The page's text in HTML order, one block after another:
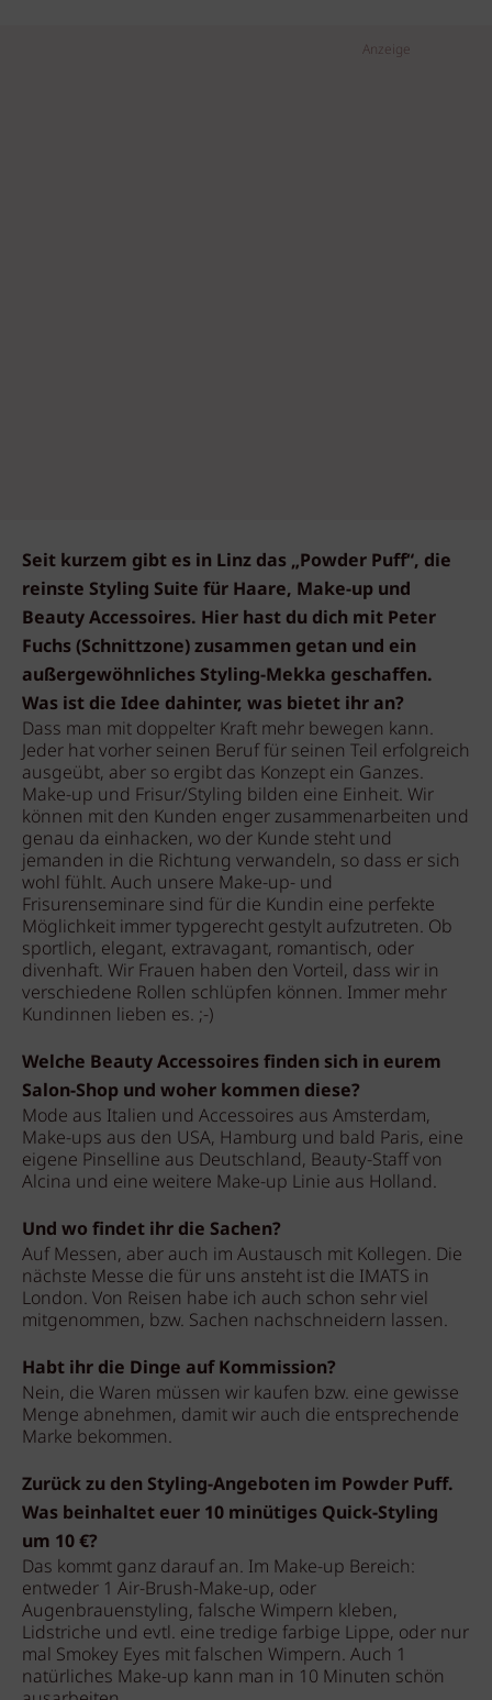
Anzeige
Seit kurzem gibt es in Linz das „Powder Puff“, die
reinste Styling Suite für Haare, Make-up und
Beauty Accessoires. Hier hast du dich mit Peter
Fuchs (Schnittzone) zusammen getan und ein
außergewöhnliches Styling-Mekka geschaffen.
Was ist die Idee dahinter, was bietet ihr an?
Dass man mit doppelter Kraft mehr bewegen kann.
Jeder hat vorher seinen Beruf für seinen Teil erfolgreich
ausgeübt, aber so ergibt das Konzept ein Ganzes.
Make-up und Frisur/Styling bilden eine Einheit. Wir
können mit den Kunden enger zusammenarbeiten und
genau da einhacken, wo der Kunde steht und
jemanden in die Richtung verwandeln, so dass er sich
wohl fühlt. Auch unsere Make-up- und
Frisurenseminare sind für die Kundin eine perfekte
Möglichkeit immer typgerecht gestylt aufzutreten. Ob
sportlich, elegant, extravagant, romantisch, oder
divenhaft. Wir Frauen haben den Vorteil, dass wir in
verschiedene Rollen schlüpfen können. Immer mehr
Kundinnen lieben es. ;-)
Welche Beauty Accessoires finden sich in eurem
Salon-Shop und woher kommen diese?
Mode aus Italien und Accessoires aus Amsterdam,
Make-ups aus den USA, Hamburg und bald Paris, eine
eigene Pinselline aus Deutschland, Beauty-Staff von
Alcina und eine weitere Make-up Linie aus Holland.
Und wo findet ihr die Sachen?
Auf Messen, aber auch im Austausch mit Kollegen. Die
nächste Messe die für uns ansteht ist die IMATS in
London. Von Reisen habe ich auch schon sehr viel
mitgenommen, bzw. Sachen nachschneidern lassen.
Habt ihr die Dinge auf Kommission?
Nein, die Waren müssen wir kaufen bzw. eine gewisse
Menge abnehmen, damit wir auch die entsprechende
Marke bekommen.
Zurück zu den Styling-Angeboten im Powder Puff.
Was beinhaltet euer 10 minütiges Quick-Styling
um 10 €?
Das kommt ganz darauf an. Im Make-up Bereich:
entweder 1 Air-Brush-Make-up, oder
Augenbrauenstyling, falsche Wimpern kleben,
Lidstriche und evtl. eine tredige farbige Lippe, oder nur
mal Smokey Eyes mit falschen Wimpern. Auch 1
natürliches Make-up kann man in 10 Minuten schön